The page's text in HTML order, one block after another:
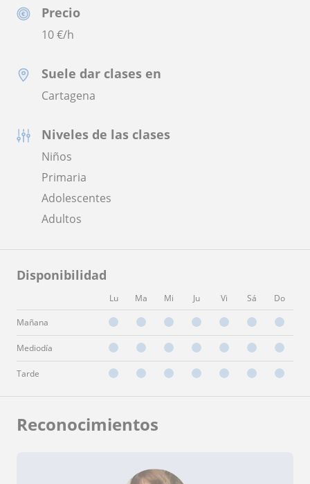
Precio
10€/h
Suele dar clases en
Cartagena
Niveles de las clases
Niños
Primaria
Adolescentes
Adultos
Disponibilidad
Lu Ma Mi Ju Vi Sá Do
Mañana
Mediodía
Tarde
Reconocimientos